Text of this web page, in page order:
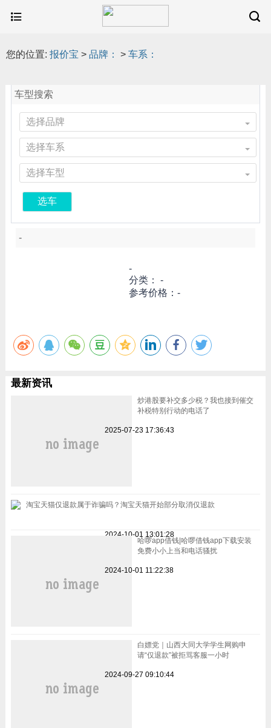
您的位置: 报价宝 > 品牌： > 车系：
车型搜索
选择品牌
选择车系
选择车型
选车
-
-
分类： -
参考价格：-
最新资讯
炒港股要补交多少税？我也接到催交
补税特别行动的电话了
2025-07-23 17:36:43
淘宝天猫仅退款属于诈骗吗？淘宝天猫开始部分取消仅退款
2024-10-01 13:01:28
哈啰app借钱|哈啰借钱app下载安装
免费小小上当和电话骚扰
2024-10-01 11:22:38
白嫖党｜山西大同大学学生网购申
请“仅退款”被拒骂客服一小时
2024-09-27 09:10:44